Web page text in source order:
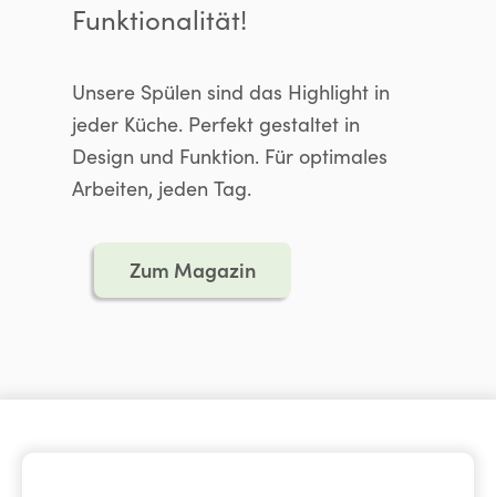
Funktionalität!
Unsere Spülen sind das Highlight in
jeder Küche. Perfekt gestaltet in
Design und Funktion. Für optimales
Arbeiten, jeden Tag.
Zum Magazin